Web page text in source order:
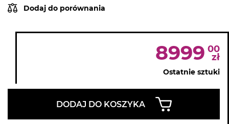
Dodaj do porównania
8999 00
zł
Ostatnie sztuki
DODAJ DO KOSZYKA